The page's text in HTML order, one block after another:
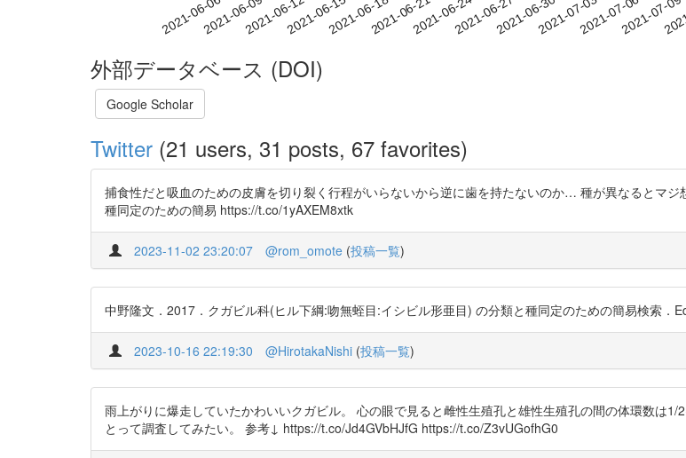
2021-06-062021-06-092021-06-122021-06-152021-06-182021-06-212021-06-242021-06-272021-06-302021-07-032021-07-062021-07-09
外部データベース (DOI)
Google Scholar
Twitter (21 users, 31 posts, 67 favorites)
捕食性だと吸血のための皮膚を切り裂く行程がいらないから逆に歯を持たないのか… 種が異なるとマ
種同定のための簡易 https://t.co/1yAXEM8xtk
2023-11-02 23:20:07 @rom_omote (投稿一覧)
中野隆文．2017．クガビル科(ヒル下綱:吻無蛭目:イシビル形亜目) の分類と種同定のための簡易検索
2023-10-16 22:19:30 @HirotakaNishi (投稿一覧)
雨上がりに爆走していたかわいいクガビル。 心の眼で見ると雌性生殖孔と雄性生殖孔の間の体環数は
とって調査してみたい。 参考↓ https://t.co/Jd4GVbHJfG https://t.co/Z3vUGofhG0